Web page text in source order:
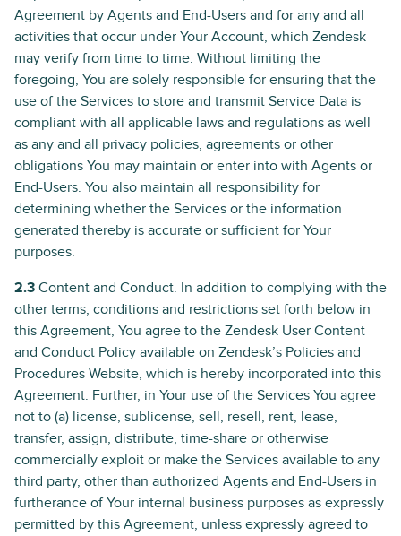
Agreement by Agents and End-Users and for any and all
activities that occur under Your Account, which Zendesk
may verify from time to time. Without limiting the
foregoing, You are solely responsible for ensuring that the
use of the Services to store and transmit Service Data is
compliant with all applicable laws and regulations as well
as any and all privacy policies, agreements or other
obligations You may maintain or enter into with Agents or
End-Users. You also maintain all responsibility for
determining whether the Services or the information
generated thereby is accurate or sufficient for Your
purposes.
2.3 Content and Conduct. In addition to complying with the
other terms, conditions and restrictions set forth below in
this Agreement, You agree to the Zendesk User Content
and Conduct Policy available on Zendesk’s Policies and
Procedures Website, which is hereby incorporated into this
Agreement. Further, in Your use of the Services You agree
not to (a) license, sublicense, sell, resell, rent, lease,
transfer, assign, distribute, time-share or otherwise
commercially exploit or make the Services available to any
third party, other than authorized Agents and End-Users in
furtherance of Your internal business purposes as expressly
permitted by this Agreement, unless expressly agreed to